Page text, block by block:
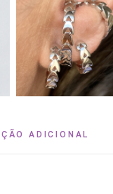
ADICIONAL